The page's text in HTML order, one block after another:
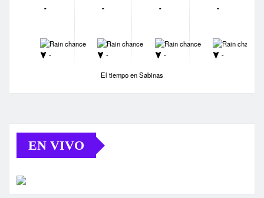
-
-
-
-
-
-
-
-
-
-
-
-
El tiempo en Sabinas
EN VIVO